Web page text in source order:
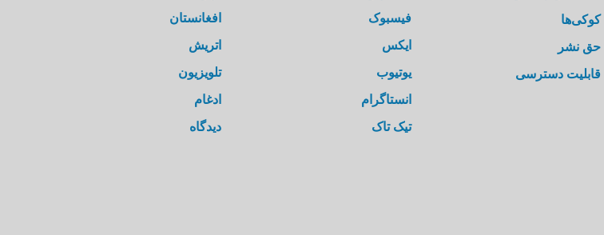
کوکی‌ها
حق نشر
قابلیت دسترسی
فیسبوک
ایکس
یوتیوب
انستاگرام
تیک تاک
افغانستان
اتریش
تلویزیون
ادغام
دیدگاه